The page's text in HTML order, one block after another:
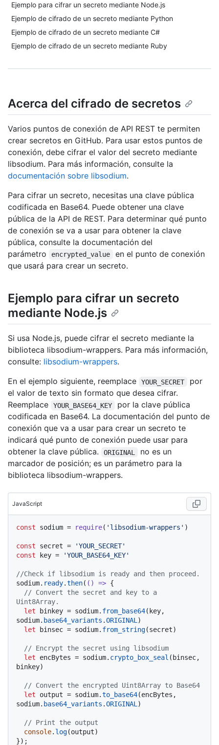
Ejemplo para cifrar un secreto mediante Node.js
Ejemplo de cifrado de un secreto mediante Python
Ejemplo de cifrado de un secreto mediante C#
Ejemplo de cifrado de un secreto mediante Ruby
Acerca del cifrado de secretos
Varios puntos de conexión de API REST te permiten
crear secretos en GitHub. Para usar estos puntos de
conexión, debe cifrar el valor del secreto mediante
libsodium. Para más información, consulte la
documentación sobre libsodium.
Para cifrar un secreto, necesitas una clave pública
codificada en Base64. Puede obtener una clave
pública de la API de REST. Para determinar qué punto
de conexión se va a usar para obtener la clave
pública, consulte la documentación del
parámetro
encrypted_value
en el punto de conexión
que usará para crear un secreto.
Ejemplo para cifrar un secreto
mediante Node.js
Si usa Node.js, puede cifrar el secreto mediante la
biblioteca libsodium-wrappers. Para más información,
consulte: libsodium-wrappers.
En el ejemplo siguiente, reemplace
YOUR_SECRET
por
el valor de texto sin formato que desea cifrar.
Reemplace
YOUR_BASE64_KEY
por la clave pública
codificada en Base64. La documentación del punto de
conexión que va a usar para crear un secreto te
indicará qué punto de conexión puede usar para
obtener la clave pública.
ORIGINAL
no es un
marcador de posición; es un parámetro para la
biblioteca libsodium-wrappers.
JavaScript
const sodium = require( 'libsodium-wrappers' )
const secret =
'YOUR_SECRET'
const key = 'YOUR_BASE64_KEY'
//Check if libsodium is ready and then proceed.
sodium. ready.then( () => {
// Convert the secret and key to a
Uint8Array.
let binkey = sodium. from_base64(key,
sodium. base64_variants .ORIGINAL)
let binsec = sodium. from_string(secret)
// Encrypt the secret using libsodium
let encBytes = sodium. crypto_box_seal (binsec,
binkey)
// Convert the encrypted Uint8Array to Base64
let output = sodium.to_base64(encBytes,
sodium. base64_variants .ORIGINAL)
// Print the output
console. log(output)